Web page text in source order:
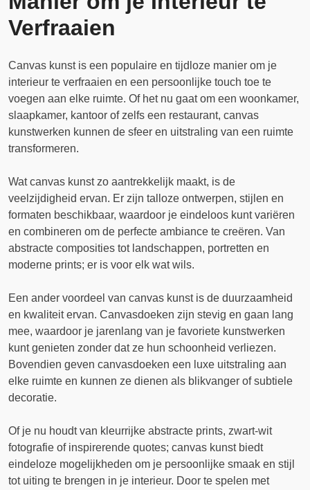
Verfraaien
Canvas kunst is een populaire en tijdloze manier om je
interieur te verfraaien en een persoonlijke touch toe te
voegen aan elke ruimte. Of het nu gaat om een woonkamer,
slaapkamer, kantoor of zelfs een restaurant, canvas
kunstwerken kunnen de sfeer en uitstraling van een ruimte
transformeren.
Wat canvas kunst zo aantrekkelijk maakt, is de
veelzijdigheid ervan. Er zijn talloze ontwerpen, stijlen en
formaten beschikbaar, waardoor je eindeloos kunt variëren
en combineren om de perfecte ambiance te creëren. Van
abstracte composities tot landschappen, portretten en
moderne prints; er is voor elk wat wils.
Een ander voordeel van canvas kunst is de duurzaamheid
en kwaliteit ervan. Canvasdoeken zijn stevig en gaan lang
mee, waardoor je jarenlang van je favoriete kunstwerken
kunt genieten zonder dat ze hun schoonheid verliezen.
Bovendien geven canvasdoeken een luxe uitstraling aan
elke ruimte en kunnen ze dienen als blikvanger of subtiele
decoratie.
Of je nu houdt van kleurrijke abstracte prints, zwart-wit
fotografie of inspirerende quotes; canvas kunst biedt
eindeloze mogelijkheden om je persoonlijke smaak en stijl
tot uiting te brengen in je interieur. Door te spelen met